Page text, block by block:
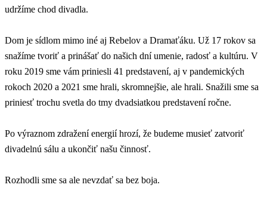
udržíme chod divadla.
Dom je sídlom mimo iné aj Rebelov a Dramaťáku. Už 17 rokov sa
snažíme tvoriť a prinášať do našich dní umenie, radosť a kultúru. V
roku 2019 sme vám priniesli 41 predstavení, aj v pandemických
rokoch 2020 a 2021 sme hrali, skromnejšie, ale hrali. Snažili sme sa
priniesť trochu svetla do tmy dvadsiatkou predstavení ročne.
Po výraznom zdražení energií hrozí, že budeme musieť zatvoriť
divadelnú sálu a ukončiť našu činnosť.
Rozhodli sme sa ale nevzdať sa bez boja.